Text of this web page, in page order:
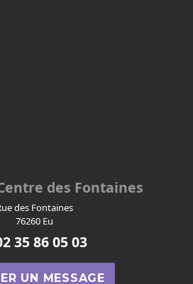
des Fontaines
des Fontaines
76260 Eu
35 86 05 03
UN MESSAGE